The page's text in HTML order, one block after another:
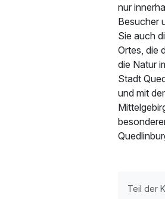
nur
Besucher
Sie auch
Ortes, die
die Natur
Stadt
und mit
Teil der